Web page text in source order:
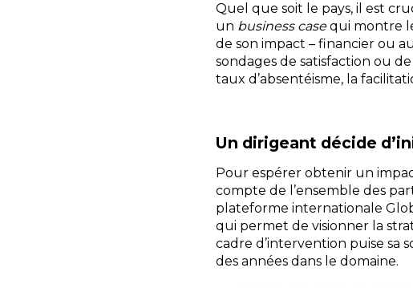
Quel que soit le pays, il est
un business casequi montre
de son impact – financier ou
sondages de satisfaction ou
taux d’absentéisme, la
Un dirigeant décide
Pour espérer obtenir un
compte de l’ensemble des
plateforme internationale
qui permet de visionner la
cadre d’intervention puise sa
des années dans le domaine.